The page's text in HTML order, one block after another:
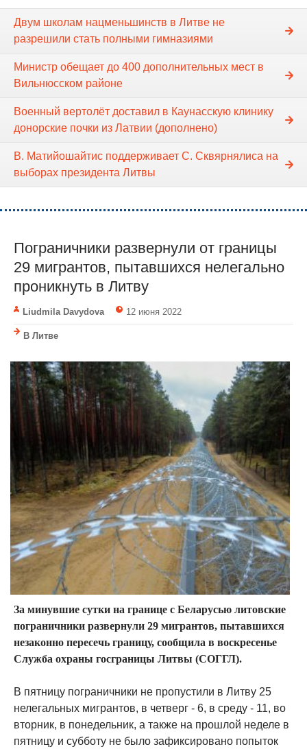
Двум школам нацменьшинств в Литве не
разрешили стать полными гимназиями
Министр обещает до 400 дополнительных мест в
Вильнюсском районе
Военный вертолёт доставил в Каунасскую клинику
донорские почки из Латвии (дополнено)
В. Матийошайтис поддерживает С. Сквярнялиса на
выборах президента Литвы
Пограничники развернули от границы
29 мигрантов, пытавшихся нелегально
проникнуть в Литву
Liudmila Davydova 12 июня 2022
В Литве
За минувшие сутки на границе с Беларусью литовские
пограничники развернули 29 мигрантов, пытавшихся
незаконно пересечь границу, сообщила в воскресенье
Служба охраны госграницы Литвы (СОГГЛ).
В пятницу пограничники не пропустили в Литву 25
нелегальных мигрантов, в четверг - 6, в среду - 11, во
вторник, в понедельник, а также на прошлой неделе в
пятницу и субботу не было зафиксировано попыток